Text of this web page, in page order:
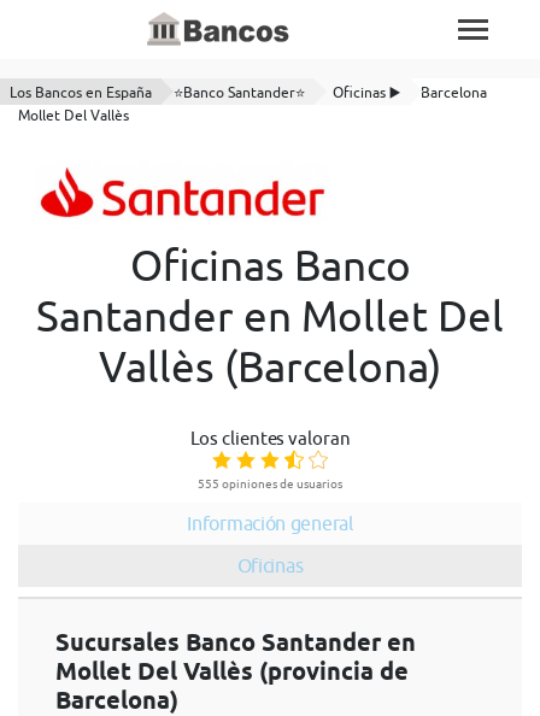
Los Bancos en España ⭐Banco Santander⭐ Oficinas ▶️
Barcelona
Mollet Del Vallès
Oficinas Banco
Santander en Mollet Del
Vallès (Barcelona)
Los clientes valoran
555 opiniones de usuarios
Información general
Oficinas
Sucursales Banco Santander en
Mollet Del Vallès (provincia de
Barcelona)